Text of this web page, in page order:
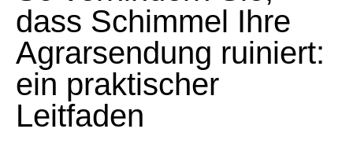
dass Schimmel Ihre
Agrarsendung ruiniert:
ein praktischer
Leitfaden